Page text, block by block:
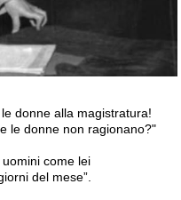
donne alla magistratura!
le donne non ragionano?"
come lei
del mese”.